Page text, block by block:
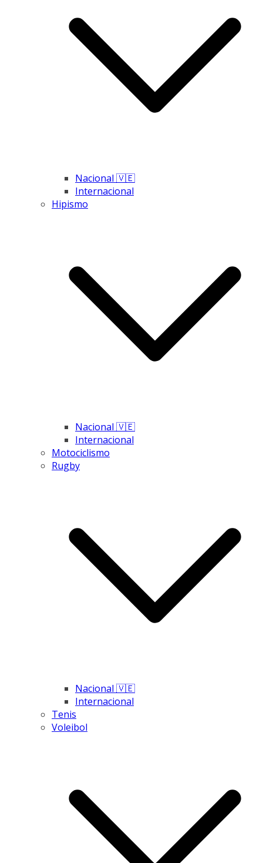
Nacional 🇻🇪
Internacional
Hipismo
Nacional 🇻🇪
Internacional
Motociclismo
Rugby
Nacional 🇻🇪
Internacional
Tenis
Voleibol